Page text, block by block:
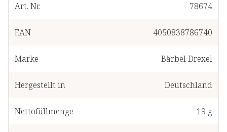
Art. Nr. 78674
EAN 4050838786740
Marke Bärbel Drexel
Hergestellt in Deutschland
Nettofüllmenge 19 g